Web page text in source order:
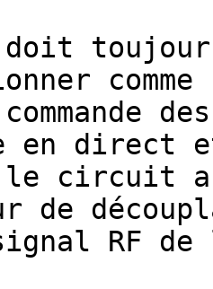
doit
en direct
circuit
de
RF de